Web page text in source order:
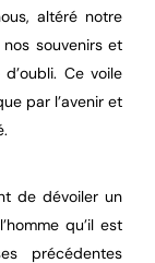
altéré notre
souvenirs et
Ce voile
par l’avenir et
de dévoiler un
qu’il est
précédentes